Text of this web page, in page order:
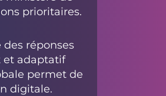
prioritaires.
réponses
et adaptatif
permet de
digitale.